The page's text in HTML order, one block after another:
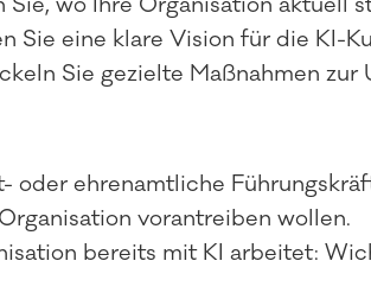
Sie eine klare Vision für die KI-
Sie gezielte Maßnahmen zur
oder ehrenamtliche
vorantreiben wollen.
bereits mit KI arbeitet: